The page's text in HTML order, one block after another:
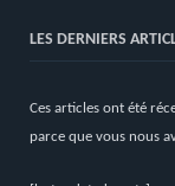
LES DERNIERS
Ces articles ont été
parce que vous nous